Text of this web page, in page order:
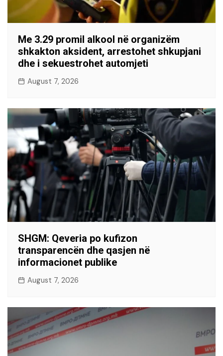
Me 3.29 promil alkool në organizëm
shkakton aksident, arrestohet shkupjani
dhe i sekuestrohet automjeti
August 7, 2026
SHGM: Qeveria po kufizon
transparencën dhe qasjen në
informacionet publike
August 7, 2026